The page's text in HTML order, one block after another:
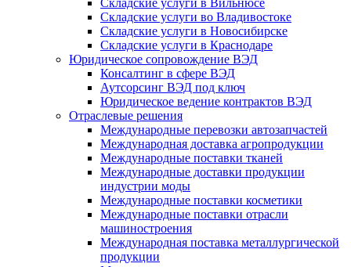
Складские услуги во Владивостоке
Складские услуги в Новосибирске
Складские услуги в Краснодаре
Юридическое сопровождение ВЭД
Консалтинг в сфере ВЭД
Аутсорсинг ВЭД под ключ
Юридическое ведение контрактов ВЭД
Отраслевые решения
Международные перевозки автозапчастей
Международная доставка агропродукции
Международные поставки тканей
Международные доставки продукции
индустрии моды
Международные поставки косметики
Международные поставки отрасли
машиностроения
Международная поставка металлургической
продукции